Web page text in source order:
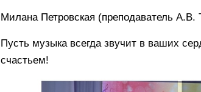
Милана Петровская (преподаватель А.В.
Пусть музыка всегда звучит в ваших
счастьем!